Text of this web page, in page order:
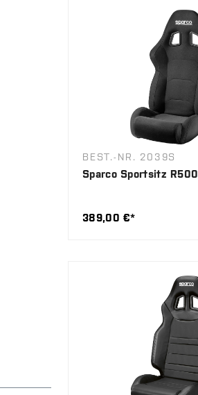
BEST.-NR. 2039S
Sparco Sportsitz R500
389,00 €*